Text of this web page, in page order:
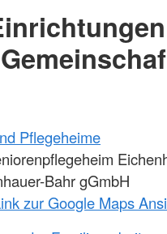
Pflegeheime
Bahr gGmbH
zur Google Maps